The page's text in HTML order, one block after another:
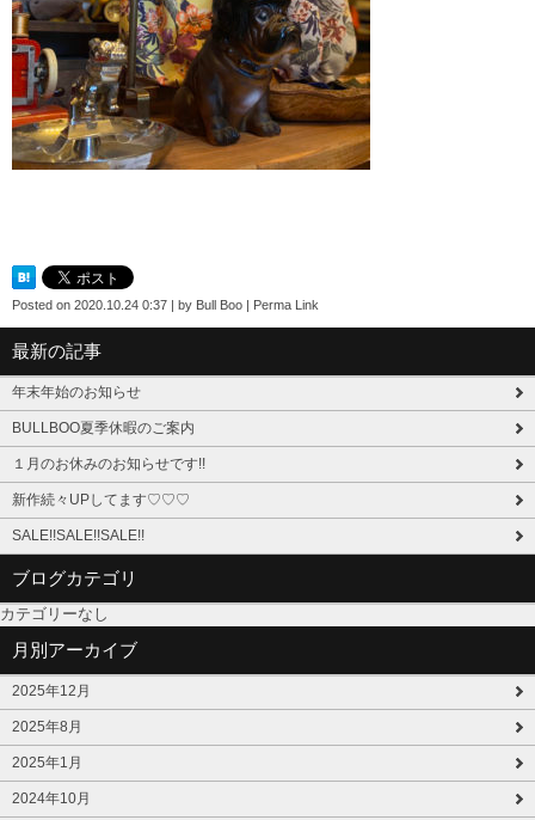
Posted on 2020.10.24 0:37 | by Bull Boo | Perma Link
最新の記事
年末年始のお知らせ
BULLBOO夏季休暇のご案内
１月のお休みのお知らせです!!
新作続々UPしてます♡♡♡
SALE!!SALE!!SALE!!
ブログカテゴリ
カテゴリーなし
月別アーカイブ
2025年12月
2025年8月
2025年1月
2024年10月